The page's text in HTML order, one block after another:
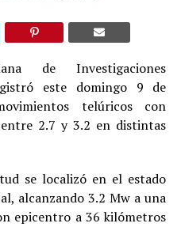
de Investigaciones
este domingo 9 de
telúricos con
2.7 y 3.2 en distintas
se localizó en el estado
alcanzando 3.2 Mw a una
epicentro a 36 kilómetros